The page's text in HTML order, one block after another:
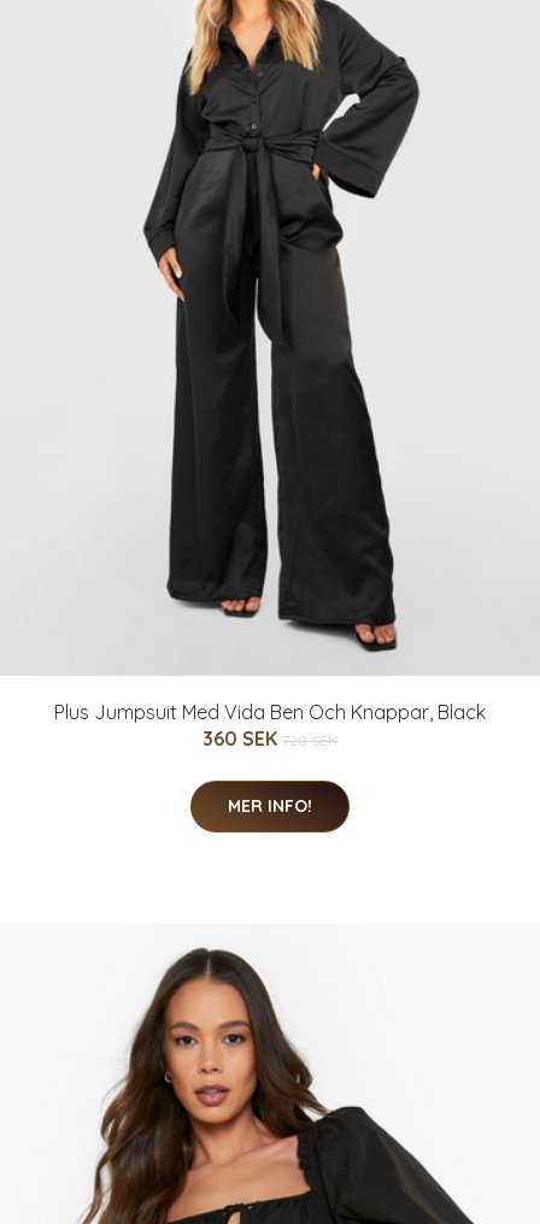
Plus Jumpsuit Med Vida Ben Och Knappar, Black
360 SEK 720 SEK
MER INFO!